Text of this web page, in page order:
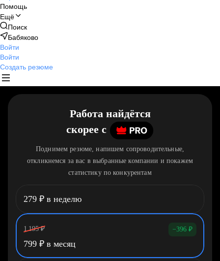
Помощь
Ещё
Поиск
Бабяково
Войти
Войти
Создать резюме
Работа найдётся
скорее c
Поднимем резюме, напишем сопроводительные,
откликнемся за вас в выбранные компании и покажем
статистику по конкурентам
279 ₽ в неделю
1 195 ₽ −396 ₽
799 ₽ в месяц